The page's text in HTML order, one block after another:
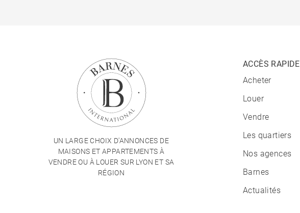
UN LARGE CHOIX D'ANNONCES DE
MAISONS ET APPARTEMENTS À
VENDRE OU À LOUER SUR LYON ET SA
RÉGION
ACCÈS RAPIDE
Acheter
Louer
Vendre
Les quartiers
Nos agences
Barnes
Actualités